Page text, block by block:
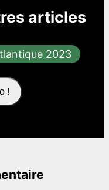
articles
2023
!